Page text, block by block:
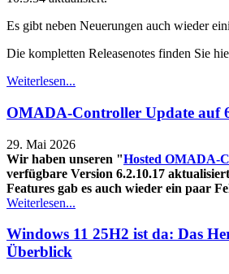
Es gibt neben Neuerungen auch wieder
Die kompletten Releasenotes finden Sie
Weiterlesen...
OMADA-Controller Update auf
29. Mai 2026
Wir haben unseren "Hosted OMADA-
verfügbare Version 6.2.10.17
Features gab es auch wieder ein paar
Weiterlesen...
Windows 11 25H2 ist da: Das
Überblick